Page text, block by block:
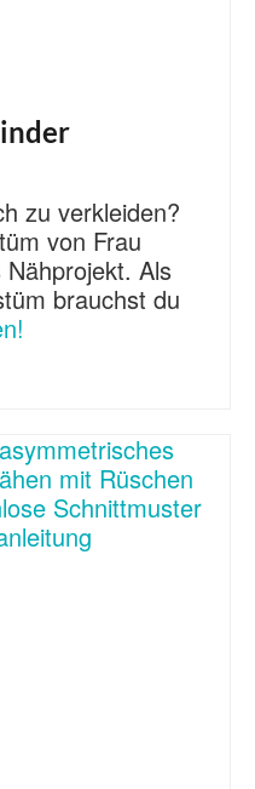
zu verkleiden?
von Frau
Als
brauchst du